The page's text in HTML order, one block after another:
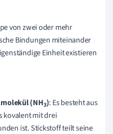
von zwei oder mehr
Bindungen miteinander
Einheit existieren
(NH3): Es besteht aus
kovalent mit drei
ist. Stickstoff teilt seine